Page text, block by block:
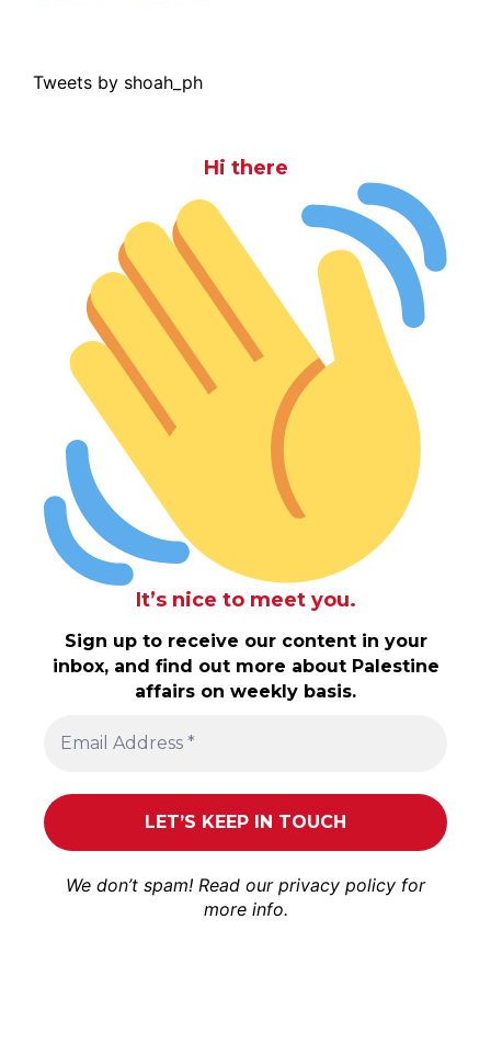
Tweets by shoah_ph
Hi there
It’s nice to meet you.
Sign up to receive our content in your
inbox, and find out more about Palestine
affairs on weekly basis.
We don’t spam! Read our privacy policy for
more info.